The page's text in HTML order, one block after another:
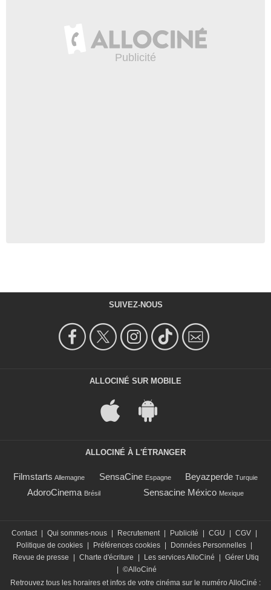
SUIVEZ-NOUS
ALLOCINÉ SUR MOBILE
ALLOCINÉ À L'ÉTRANGER
Filmstarts Allemagne SensaCine Espagne Beyazperde Turquie
AdoroCinema Brésil Sensacine México Mexique
Contact | Qui sommes-nous | Recrutement | Publicité | CGU | CGV |
Politique de cookies | Préférences cookies | Données Personnelles |
Revue de presse
| Charte d'écriture | Les services AlloCiné | Gérer Utiq
| ©AlloCiné
Retrouvez tous les horaires et infos de votre cinéma sur le numéro AlloCiné :